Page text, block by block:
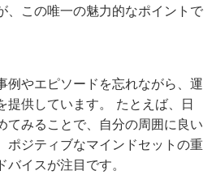
、この唯一の魅力的なポイントで
例やエピソードを忘れながら、運
提供しています。 たとえば、日
てみることで、自分の周囲に良い
ポジティブなマインドセットの重
イスが注目です。